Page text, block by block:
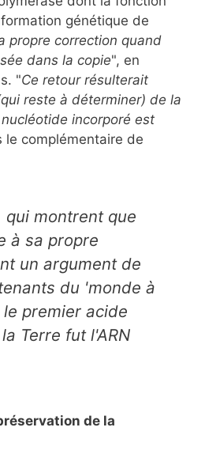
génétique de
propre correction quand
dans la copie", en
"Ce retour résulterait
reste à déterminer) de la
incorporé est
le complémentaire de
qui montrent que
à sa propre
un argument de
du 'monde à
premier acide
Terre fut l'ARN
de la